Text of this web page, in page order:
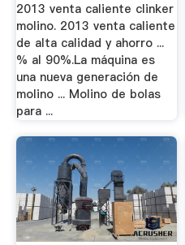
2013 venta caliente clinker
molino. 2013 venta caliente
de alta calidad y ahorro ...
% al 90%.La máquina es
una nueva generación de
molino ... Molino de bolas
para ...